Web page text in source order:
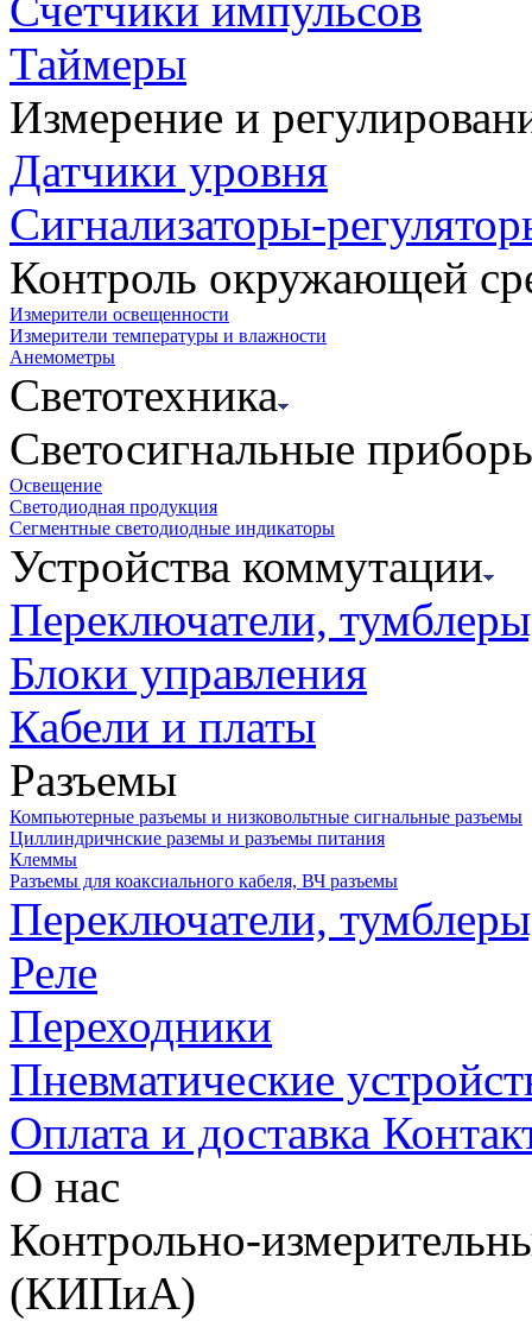
Счетчики импульсов
Таймеры
Измерение и
Датчики уровня
Сигнализаторы-
Контроль окружающей
Измерители освещенности
Измерители температуры и влажности
Анемометры
Светотехника
Светосигнальные
Освещение
Светодиодная продукция
Сегментные светодиодные индикаторы
Устройства коммутации
Переключатели,
Блоки управления
Кабели и платы
Разъемы
Компьютерные разъемы и низковольтные сигнальные разъемы
Циллиндричнские раземы и разъемы питания
Клеммы
Разъемы для коаксиального кабеля, ВЧ разъемы
Переключатели,
Реле
Переходники
Пневматические
Оплата и доставка
О нас
Контрольно-
(КИПиА)